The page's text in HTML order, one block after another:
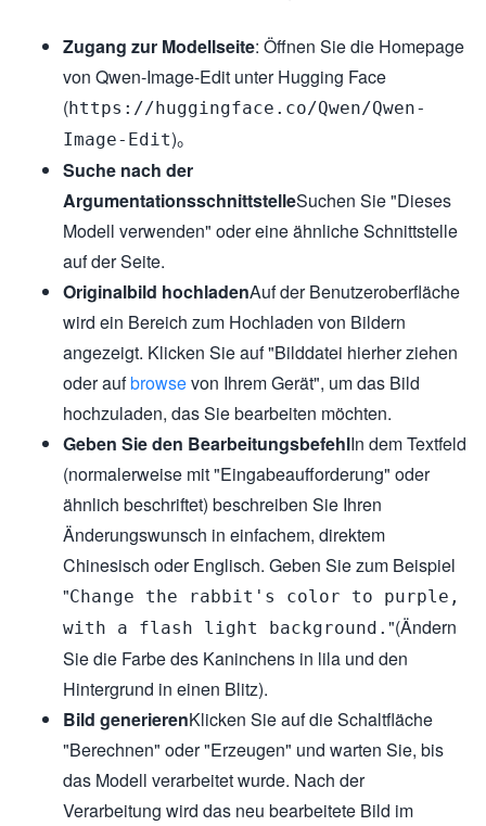
Zugang zur Modellseite: Öffnen Sie die Homepage
von Qwen-Image-Edit unter Hugging Face
(https://huggingface.co/Qwen/Qwen-
Image-Edit)。
Suche nach der
ArgumentationsschnittstelleSuchen Sie "Dieses
Modell verwenden" oder eine ähnliche Schnittstelle
auf der Seite.
Originalbild hochladenAuf der Benutzeroberfläche
wird ein Bereich zum Hochladen von Bildern
angezeigt. Klicken Sie auf "Bilddatei hierher ziehen
oder aufbrowsevon Ihrem Gerät", um das Bild
hochzuladen, das Sie bearbeiten möchten.
Geben Sie den BearbeitungsbefehlIn dem Textfeld
(normalerweise mit "Eingabeaufforderung" oder
ähnlich beschriftet) beschreiben Sie Ihren
Änderungswunsch in einfachem, direktem
Chinesisch oder Englisch. Geben Sie zum Beispiel
"Change the rabbit's color to purple,
with a flash light background. "(Ändern
Sie die Farbe des Kaninchens in lila und den
Hintergrund in einen Blitz).
Bild generierenKlicken Sie auf die Schaltfläche
"Berechnen" oder "Erzeugen" und warten Sie, bis
das Modell verarbeitet wurde. Nach der
Verarbeitung wird das neu bearbeitete Bild im